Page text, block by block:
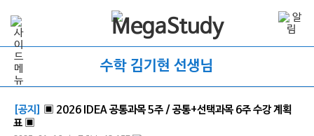
수학 김기현 선생님
[공지]
▣ 2026 IDEA 공통과목 5주 / 공통+선택과목 6주 수강 계획
표 ▣